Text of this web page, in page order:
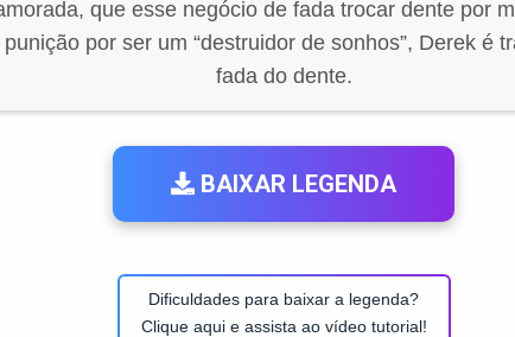
que esse negócio de fada trocar dente por
por ser um “destruidor de sonhos”, Derek é
fada do dente.
BAIXAR LEGENDA
Dificuldades para baixar a legenda?
Clique aqui e assista ao vídeo tutorial!